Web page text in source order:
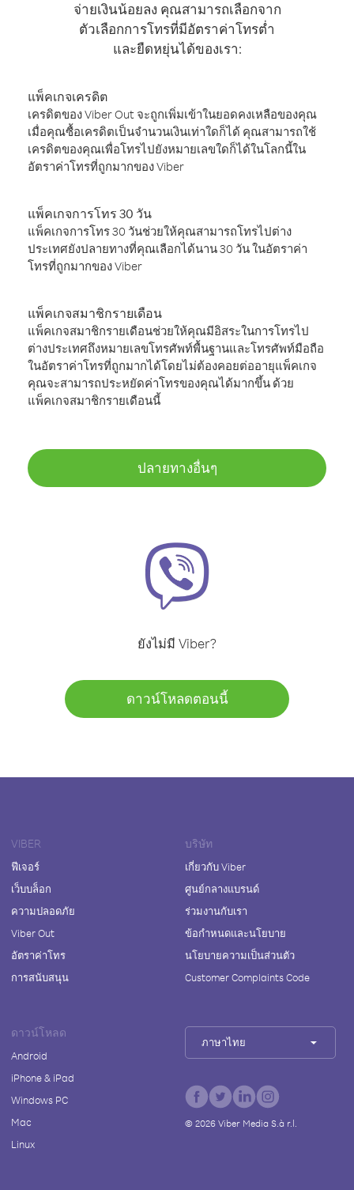
จ่ายเงินน้อยลง คุณสามารถเลือกจาก
ตัวเลือกการโทรที่มีอัตราค่าโทรต่ำ
และยืดหยุ่นได้ของเรา:
แพ็คเกจเครดิต
เครดิตของ Viber Out จะถูกเพิ่มเข้าในยอดคงเหลือของคุณ
เมื่อคุณซื้อเครดิตเป็นจำนวนเงินเท่าใดก็ได้ คุณสามารถใช้
เครดิตของคุณเพื่อโทรไปยังหมายเลขใดก็ได้ในโลกนี้ใน
อัตราค่าโทรที่ถูกมากของ Viber
แพ็คเกจการโทร 30 วัน
แพ็คเกจการโทร 30 วันช่วยให้คุณสามารถโทรไปต่าง
ประเทศยังปลายทางที่คุณเลือกได้นาน 30 วัน ในอัตราค่า
โทรที่ถูกมากของ Viber
แพ็คเกจสมาชิกรายเดือน
แพ็คเกจสมาชิกรายเดือนช่วยให้คุณมีอิสระในการโทรไป
ต่างประเทศถึงหมายเลขโทรศัพท์พื้นฐานและโทรศัพท์มือถือ
ในอัตราค่าโทรที่ถูกมากได้โดยไม่ต้องคอยต่ออายุแพ็คเกจ
คุณจะสามารถประหยัดค่าโทรของคุณได้มากขึ้น ด้วย
แพ็คเกจสมาชิกรายเดือนนี้
ปลายทางอื่นๆ
ยังไม่มี Viber?
ดาวน์โหลดตอนนี้
VIBER
ฟีเจอร์
เว็บบล็อก
ความปลอดภัย
Viber Out
อัตราค่าโทร
การสนับสนุน
บริษัท
เกี่ยวกับ Viber
ศูนย์กลางแบรนด์
ร่วมงานกับเรา
ข้อกำหนดและนโยบาย
นโยบายความเป็นส่วนตัว
Customer Complaints Code
ดาวน์โหลด
Android
iPhone & iPad
Windows PC
Mac
Linux
ภาษาไทย
© 2026Viber Media S.à r.l.